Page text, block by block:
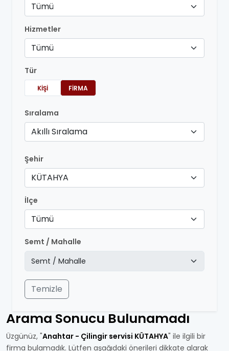
Tümü
Hizmetler
Tümü
Tür
KIŞI FIRMA
Sıralama
Akıllı Sıralama
Şehir
KÜTAHYA
İlçe
Tümü
Semt / Mahalle
Temizle
Arama Sonucu Bulunamadı
Üzgünüz, "Anahtar - Çilingir servisi KÜTAHYA" ile ilgili bir
firma bulamadık. Lütfen aşağıdaki önerileri dikkate alarak